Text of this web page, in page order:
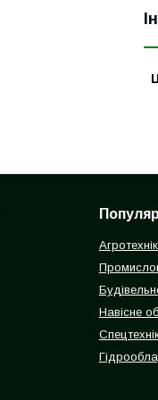
Навісне